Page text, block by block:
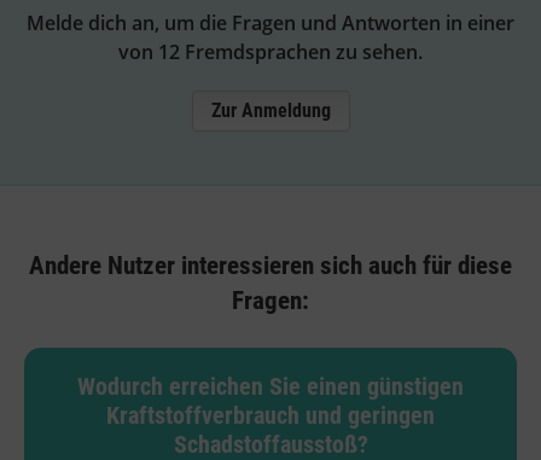
Melde dich an, um die Fragen und Antworten in einer
von 12 Fremdsprachen zu sehen.
Zur Anmeldung
Andere Nutzer interessieren sich auch für diese
Fragen:
Wodurch erreichen Sie einen günstigen
Kraftstoffverbrauch und geringen
Schadstoffausstoß?